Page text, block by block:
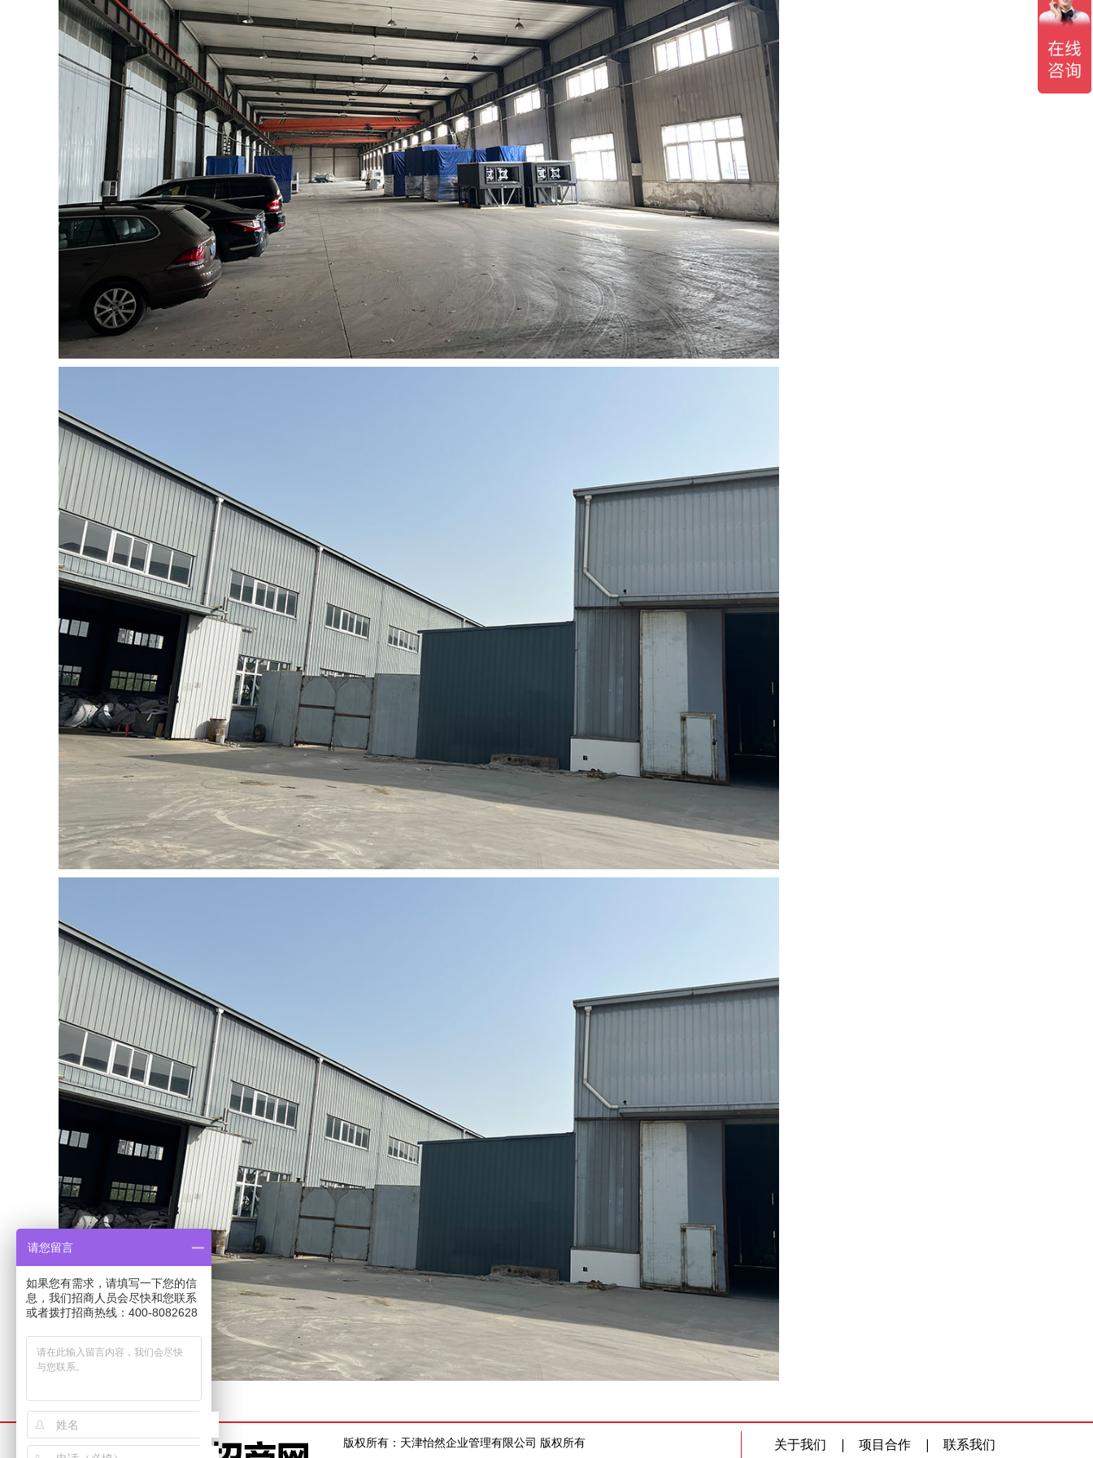
关于我们 | 项目合作 | 联系我们
版权所有：天津怡然企业管理有限公司 版权所有
请您留言
如果您有需求，请填写一下您的信
息，我们招商人员会尽快和您联系
或者拨打招商热线：400-8082628